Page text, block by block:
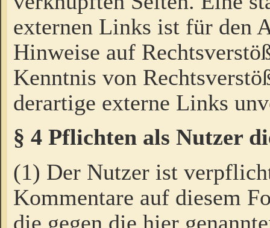
externen Links ist für den
Hinweise auf
Kenntnis von
derartige externe Links
§ 4 Pflichten als Nutzer
(1) Der Nutzer ist
Kommentare auf diesem
die gegen die hier